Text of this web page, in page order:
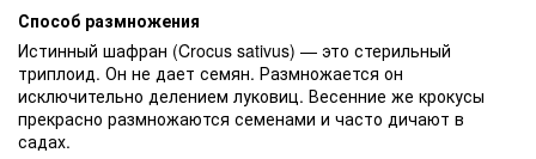
Способ размножения
Истинный шафран (Crocus sativus) — это стерильный
триплоид. Он не дает семян. Размножается он
исключительно делением луковиц. Весенние же крокусы
прекрасно размножаются семенами и часто дичают в
садах.